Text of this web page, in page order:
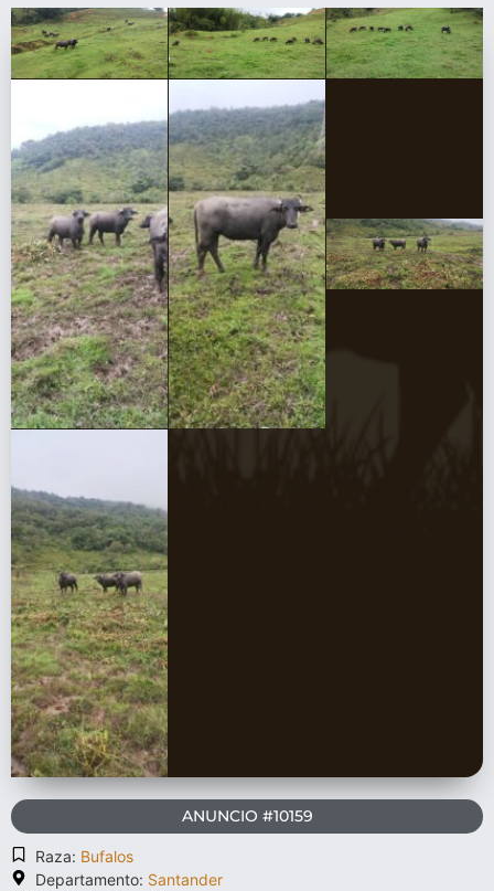
ANUNCIO #10159
Raza: Bufalos
Departamento: Santander